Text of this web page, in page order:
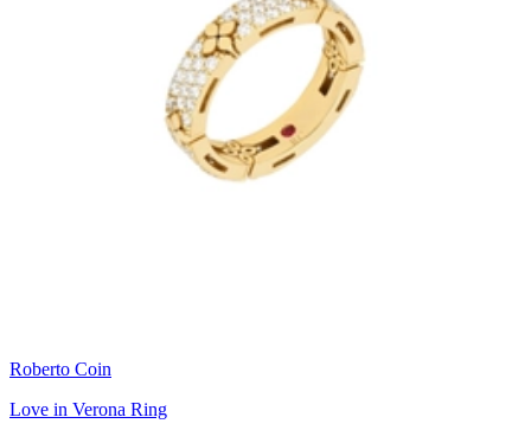
Roberto Coin
Love in Verona Ring